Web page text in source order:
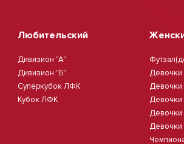
Любительский
Дивизион "А"
Дивизион "Б"
Суперкубок ЛФК
Кубок ЛФК
Девочки
Девочки
Девочки
Девочки
Девочки